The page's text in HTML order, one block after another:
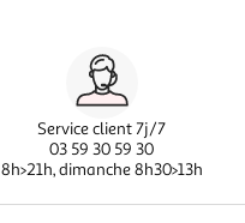
Service client 7j/7
03 59 30 59 30
8h>21h, dimanche 8h30>13h